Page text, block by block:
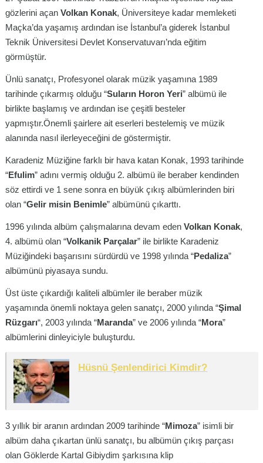
gözlerini açan Volkan Konak, Üniversiteye kadar memleketi
Maçka’da yaşamış ardından ise İstanbul’a giderek İstanbul
Teknik Üniversitesi Devlet Konservatuvarı’nda eğitim
görmüştür.
Ünlü sanatçı, Profesyonel olarak müzik yaşamına 1989
tarihinde çıkarmış olduğu “Suların Horon Yeri” albümü ile
birlikte başlamış ve ardından ise çeşitli besteler
yapmıştır.Önemli şairlere ait eserleri bestelemiş ve müzik
alanında nasıl ilerleyeceğini de göstermiştir.
Karadeniz Müziğine farklı bir hava katan Konak, 1993 tarihinde
“Efulim” adını vermiş olduğu 2. albümü ile beraber kendinden
söz ettirdi ve 1 sene sonra en büyük çıkış albümlerinden biri
olan “Gelir misin Benimle” albümünü çıkarttı.
1996 yılında albüm çalışmalarına devam eden Volkan Konak,
4. albümü olan “Volkanik Parçalar” ile birlikte Karadeniz
Müziğindeki başarısını sürdürdü ve 1998 yılında “Pedaliza”
albümünü piyasaya sundu.
Üst üste çıkardığı kaliteli albümler ile beraber müzik
yaşamında önemli noktaya gelen sanatçı, 2000 yılında “Şimal
Rüzgarı“, 2003 yılında “Maranda” ve 2006 yılında “Mora”
albümlerini dinleyiciyle buluşturdu.
Hüsnü Şenlendirici Kimdir?
3 yıllık bir aranın ardından 2009 tarihinde “Mimoza” isimli bir
albüm daha çıkartan ünlü sanatçı, bu albümün çıkış parçası
olan Göklerde Kartal Gibiydim şarkısına klip